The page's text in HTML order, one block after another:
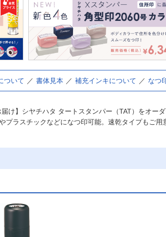
ついて 書体見本 補充インキについて なつ
け】シヤチハタ タートスタンパー（TAT）をオー
プラスチックなどになつ印可能。速乾タイプもご用